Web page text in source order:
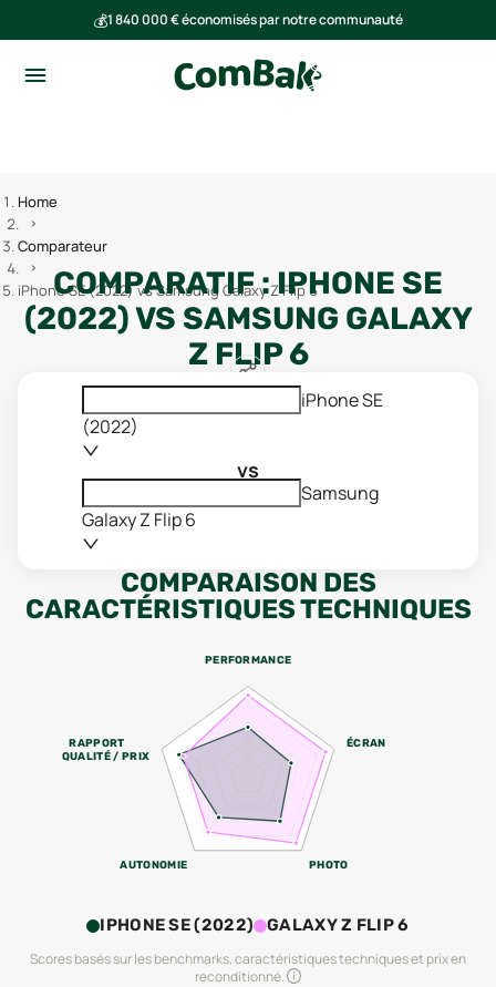
💰1 840 000 € économisés par notre communauté
Home
Comparateur
iPhone SE (2022) vs Samsung Galaxy Z Flip 6
COMPARATIF :IPHONE SE
(2022)VS SAMSUNG GALAXY
Z FLIP 6
iPhone SE
(2022)
vs
Samsung
Galaxy Z Flip 6
COMPARAISON DES
CARACTÉRISTIQUES TECHNIQUES
PERFORMANCE
ÉCRAN
PHOTO
AUTONOMIE
RAPPORT
QUALITÉ / PRIX
IPHONE SE (2022) GALAXY Z FLIP 6
Scores basés sur les benchmarks, caractéristiques techniques et prix en
reconditionné.